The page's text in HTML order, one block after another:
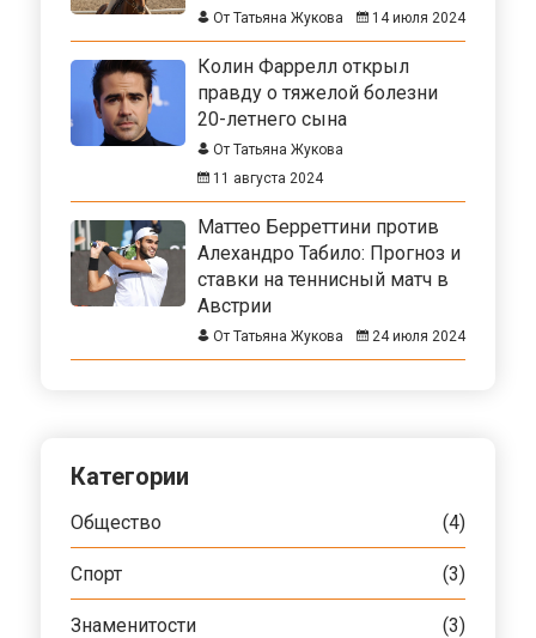
От Татьяна Жукова 14 июля 2024
Колин Фаррелл открыл
правду о тяжелой болезни
20-летнего сына
От Татьяна Жукова
11 августа 2024
Маттео Берреттини против
Алехандро Табило: Прогноз и
ставки на теннисный матч в
Австрии
От Татьяна Жукова 24 июля 2024
Категории
Общество (4)
Спорт (3)
Знаменитости (3)